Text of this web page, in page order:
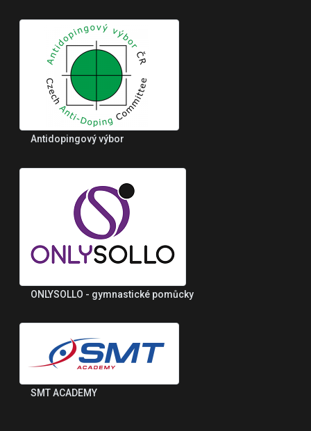
Antidopingový výbor
ONLYSOLLO - gymnastické pomůcky
SMT ACADEMY